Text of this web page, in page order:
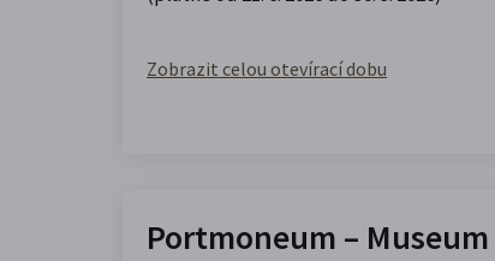
Zobrazit celou otevírací dobu
Portmoneum –